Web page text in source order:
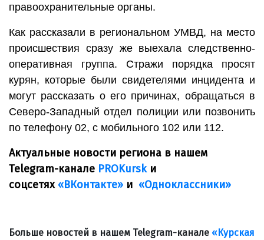
правоохранительные органы.
Как рассказали в региональном УМВД, на место
происшествия сразу же выехала следственно-
оперативная группа. Стражи порядка просят
курян, которые были свидетелями инцидента и
могут рассказать о его причинах, обращаться в
Северо-Западный отдел полиции или позвонить
по телефону 02, с мобильного 102 или 112.
Актуальные новости региона в нашем
Telegram-канале PROKurskи
соцсетях «ВКонтакте» и «Одноклассники»
Больше новостей в нашем Telegram-канале «Курская